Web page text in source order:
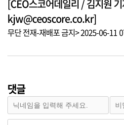
[CEO스코어데일리 / 김지원
kjw@ceoscore.co.kr]
무단 전재-재배포 금지> 2025-06-11
댓글